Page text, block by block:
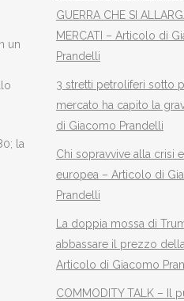
un
la
GUERRA CHE SI
MERCATI – Articolo di
Prandelli
3 stretti petroliferi sotto
mercato ha capito la
di Giacomo Prandelli
Chi sopravvive alla crisi
europea – Articolo di
Prandelli
La doppia mossa di
abbassare il prezzo
Articolo di Giacomo
COMMODITY TALK – Il